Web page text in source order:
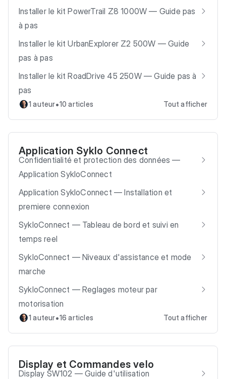
Installer le kit PowerTrail Z8 1000W — Guide pas
à pas
Installer le kit UrbanExplorer Z2 500W — Guide
pas à pas
Installer le kit RoadDrive 45 250W — Guide pas à
pas
1 auteur•10 articles Tout afficher
Application Syklo Connect
Confidentialité et protection des données —
Application SykloConnect
Application SykloConnect — Installation et
premiere connexion
SykloConnect — Tableau de bord et suivi en
temps reel
SykloConnect — Niveaux d'assistance et mode
marche
SykloConnect — Reglages moteur par
motorisation
1 auteur•16 articles Tout afficher
Display et Commandes velo
Display SW102 — Guide d'utilisation